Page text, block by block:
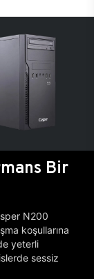
Bir
N200
koşullarına
yeterli
sessiz